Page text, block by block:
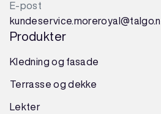
E-post
Produkter
Kledning og fasade
Terrasse og dekke
Lekter